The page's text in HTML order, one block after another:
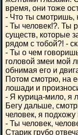
время, они тоже
- Что ты смотришь,
- Ты человек!?. Ты
существ, которые
рядом с тобой?! -
- Ты о чем
головой змеи мой
обнимая его и
Потом смотрю, на
лошади и
- Я курица-мило, я
Бегу дальше,
человек, я подхожу
- Ты человек,
Старик грубо